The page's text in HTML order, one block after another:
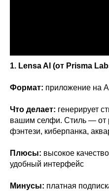
1. Lensa AI (от Prisma
Формат: приложение на
Что делает: генерирует
вашим селфи. Стиль — от
фэнтези, киберпанка,
Плюсы: высокое
удобный интерфейс
Минусы: платная